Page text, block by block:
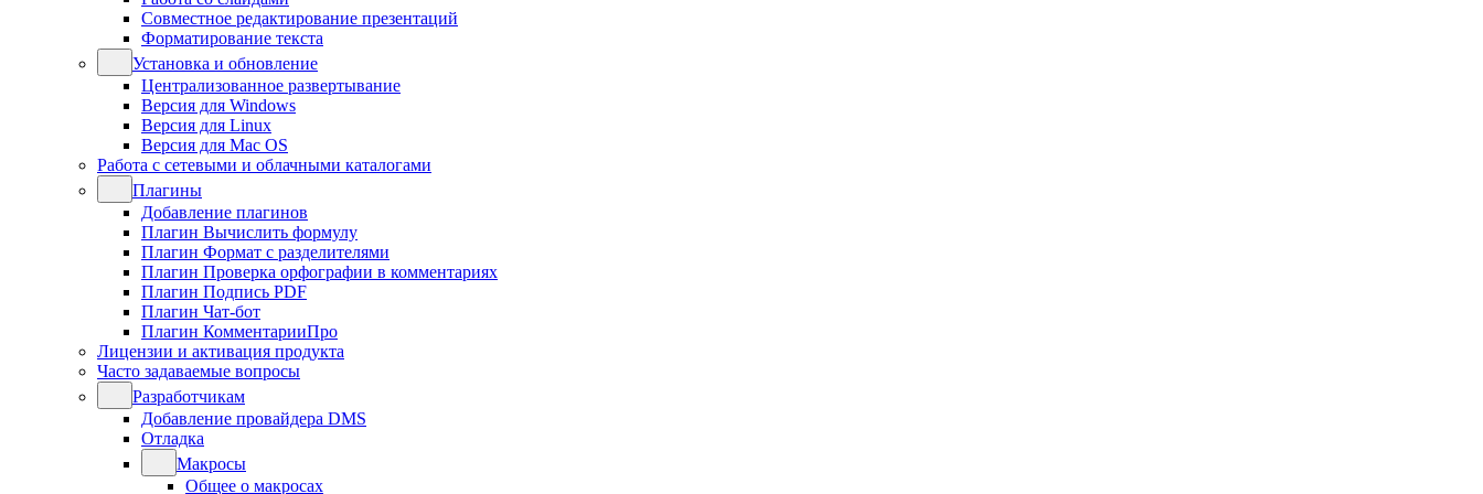
Совместное редактирование презентаций
Форматирование текста
Установка и обновление
Централизованное развертывание
Версия для Windows
Версия для Linux
Версия для Mac OS
Работа с сетевыми и облачными каталогами
Плагины
Добавление плагинов
Плагин Вычислить формулу
Плагин Формат с разделителями
Плагин Проверка орфографии в комментариях
Плагин Подпись PDF
Плагин Чат-бот
Плагин КомментарииПро
Лицензии и активация продукта
Часто задаваемые вопросы
Разработчикам
Добавление провайдера DMS
Отладка
Макросы
Общее о макросах